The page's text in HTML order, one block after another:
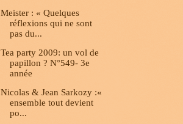
Meister : « Quelques
réflexions qui ne sont
pas du...
Tea party 2009: un vol de
papillon ? N°549- 3e
année
Nicolas & Jean Sarkozy :«
ensemble tout devient
po...